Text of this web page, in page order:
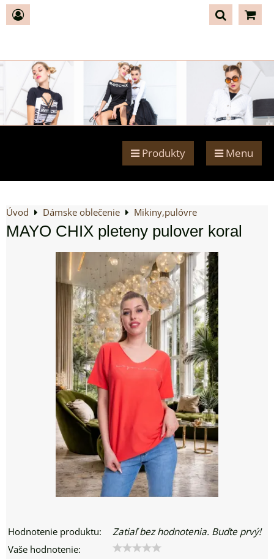
Produkty Menu
Úvod Dámske oblečenie Mikiny,pulóvre
MAYO CHIX pleteny pulover koral
Hodnotenie produktu:
Zatiaľ bez hodnotenia. Buďte prvý!
Vaše hodnotenie: